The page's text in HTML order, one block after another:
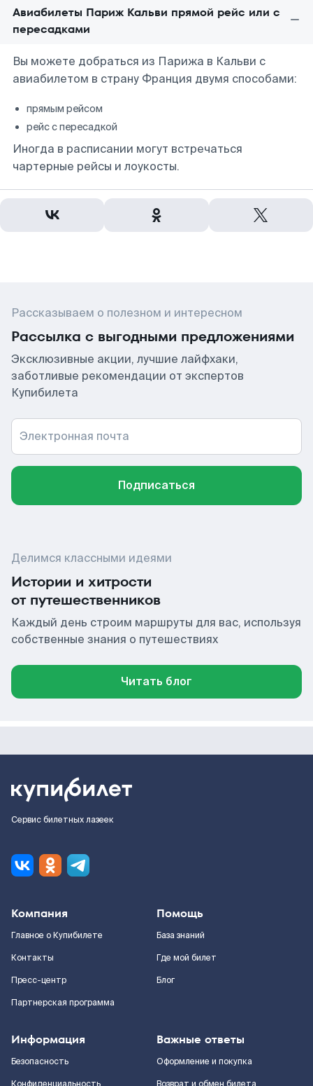
Авиабилеты Париж Кальви прямой рейс или с
пересадками
Вы можете добраться из Парижа в Кальви с
авиабилетом в страну Франция двумя способами:
прямым рейсом
рейс с пересадкой
Иногда в расписании могут встречаться
чартерные рейсы и лоукосты.
Рассказываем о полезном и интересном
Рассылка с выгодными предложениями
Эксклюзивные акции, лучшие лайфхаки,
заботливые рекомендации от экспертов
Купибилета
Электронная почта
Подписаться
Делимся классными идеями
Истории и хитрости
от путешественников
Каждый день строим маршруты для вас, используя
собственные знания о путешествиях
Читать блог
Сервис билетных лазеек
Компания
Главное о Купибилете
Контакты
Пресс-центр
Партнерская программа
Помощь
База знаний
Где мой билет
Блог
Информация
Безопасность
Важные ответы
Оформление и покупка